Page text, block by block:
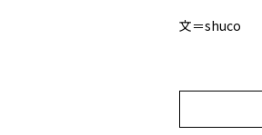
文＝shuco